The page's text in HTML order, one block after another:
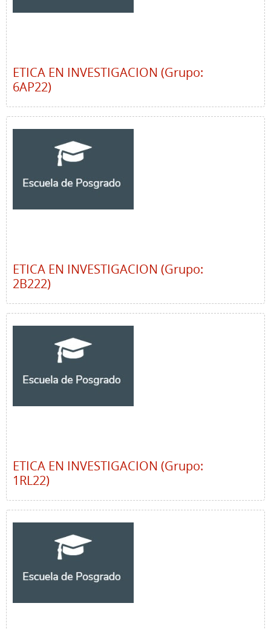
ETICA EN INVESTIGACION (Grupo:
6AP22)
ETICA EN INVESTIGACION (Grupo:
2B222)
ETICA EN INVESTIGACION (Grupo:
1RL22)